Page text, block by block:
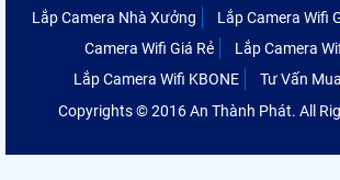
Lắp Camera Nhà Xưởng
Lắp Camera Wifi
Camera Wifi Giá Rẻ
Lắp Camera
Lắp Camera Wifi KBONE
Tư Vấn
Copyrights © 2016 An Thành Phát. All